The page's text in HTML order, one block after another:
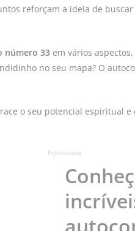
reforçam a ideia de
número 33 em vários
no seu mapa? O
o seu potencial espiritual
Publicidade